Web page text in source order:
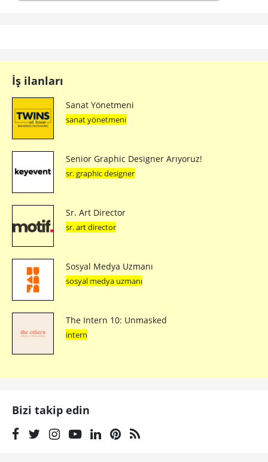
İş ilanları
Sanat Yönetmeni
sanat yönetmeni
Senior Graphic Designer Arıyoruz!
sr. graphic designer
Sr. Art Director
sr. art director
Sosyal Medya Uzmanı
sosyal medya uzmanı
The Intern 10: Unmasked
intern
Bizi takip edin